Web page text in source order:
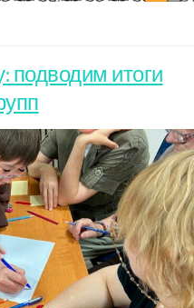
подводим итоги